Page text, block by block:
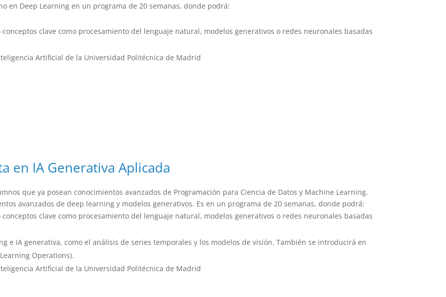
en Deep Learning en un programa de 20 semanas, donde podrá:
clave como procesamiento del lenguaje natural, modelos generativos o redes neuronales basadas
Artificial de la Universidad Politécnica de Madrid
en IA Generativa Aplicada
que ya posean conocimientos avanzados de Programación para Ciencia de Datos y Machine Learning.
avanzados de deep learning y modelos generativos. Es en un programa de 20 semanas, donde podrá:
clave como procesamiento del lenguaje natural, modelos generativos o redes neuronales basadas
e IA generativa, como el análisis de series temporales y los modelos de visión. También se introducirá en
Operations).
Artificial de la Universidad Politécnica de Madrid